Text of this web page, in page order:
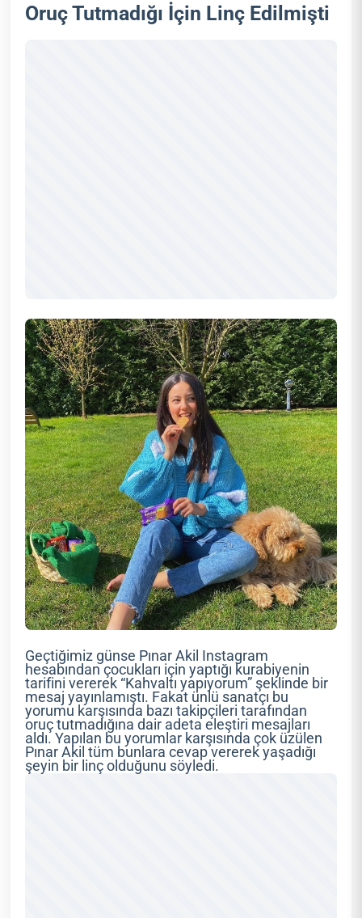
Oruç Tutmadığı İçin Linç Edilmişti
Geçtiğimiz günse Pınar Akil Instagram
hesabından çocukları için yaptığı kurabiyenin
tarifini vererek “Kahvaltı yapıyorum” şeklinde bir
mesaj yayınlamıştı. Fakat ünlü sanatçı bu
yorumu karşısında bazı takipçileri tarafından
oruç tutmadığına dair adeta eleştiri mesajları
aldı. Yapılan bu yorumlar karşısında çok üzülen
Pınar Akil tüm bunlara cevap vererek yaşadığı
şeyin bir linç olduğunu söyledi.